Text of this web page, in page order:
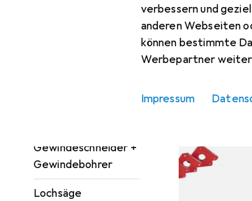
verbessern und
anderen Webseiten
können bestimmte
Werbepartner
Impressum
Gewindeschneider +
Gewindebohrer
Lochsäge